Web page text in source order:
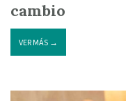
cambio
VER MÁS →